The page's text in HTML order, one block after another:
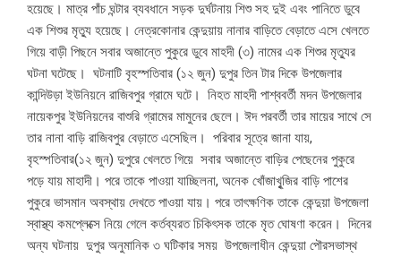
হয়েছে। মাত্র পাঁচ ঘন্টার ব্যবধানে সড়ক দুর্ঘটনায় শিশু সহ দুই এবং পানিতে ডুবে
এক শিশুর মৃত্যু হয়েছে। নেত্রকোনার কেন্দুয়ায় নানার বাড়িতে বেড়াতে এসে খেলতে
গিয়ে বাড়ী পিছনে সবার অজান্তে পুকুরে ডুবে মাহদী (৩) নামের এক শিশুর মৃত্যুর
ঘটনা ঘটেছে। ঘটনাটি বৃহস্পতিবার (১২ জুন) দুপুর তিন টার দিকে উপজেলার
কান্দিউড়া ইউনিয়নে রাজিবপুর গ্রামে ঘটে। নিহত মাহদী পাশ্ববর্তী মদন উপজেলার
নায়েকপুর ইউনিয়নের বাশুরি গ্রামের মামুনের ছেলে। ঈদ পরবর্তী তার মায়ের সাথে সে
তার নানা বাড়ি রাজিবপুর বেড়াতে এসেছিল। পরিবার সূত্রে জানা যায়,
বৃহস্পতিবার(১২ জুন) দুপুরে খেলতে গিয়ে সবার অজান্তে বাড়ির পেছেনের পুকুরে
পড়ে যায় মাহাদী। পরে তাকে পাওয়া যাচ্ছিলনা, অনেক খোঁজাখুৃজির বাড়ি পাশের
পুকুরে ভাসমান অবস্থায় দেখতে পাওয়া যায়। পরে তাৎক্ষণিক তাকে কেন্দুয়া উপজেলা
স্বাস্থ্য কমপ্লেক্সে নিয়ে গেলে কর্তব্যরত চিকিৎসক তাকে মৃত ঘোষণা করেন। দিনের
অন্য ঘটনায় দুপুর অনুমানিক ৩ ঘটিকার সময় উপজেলাধীন কেন্দুয়া পৌরসভাস্থ